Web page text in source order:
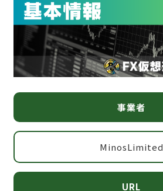
事業者
MinosLimited
URL